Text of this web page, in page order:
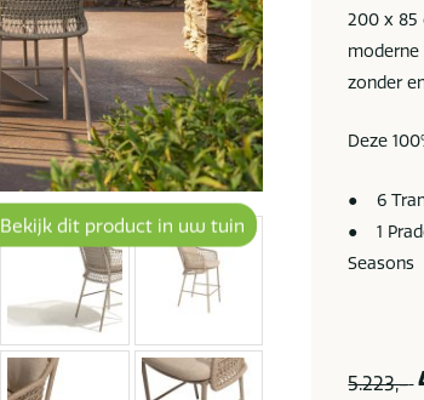
Bekijk dit product in uw tuin
200 x 85
zonder
Deze
● 6
● 1
Seasons
5.223,-